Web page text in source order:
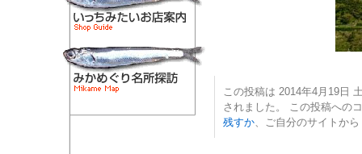
この投稿は 2014年4月19日
されました。 この投稿への
残すか、ご自分のサイトから